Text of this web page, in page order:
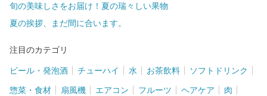
旬の美味しさをお届け！夏の瑞々しい果物
夏の挨拶、まだ間に合います。
注目のカテゴリ
ビール・発泡酒 チューハイ 水 お茶飲料 ソフトドリンク
惣菜・食材 扇風機 エアコン フルーツ ヘアケア 肉